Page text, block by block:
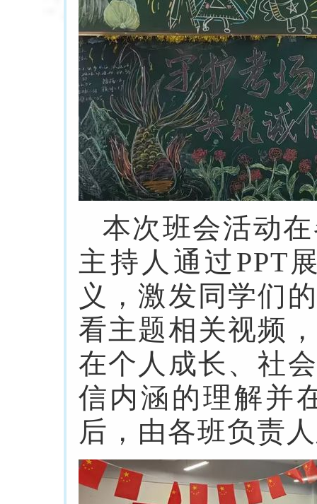
本次班会活动
主持人通过PPT
义，激发同学们
看主题相关视频
在个人成长、社
信内涵的理解并
后，由各班负责